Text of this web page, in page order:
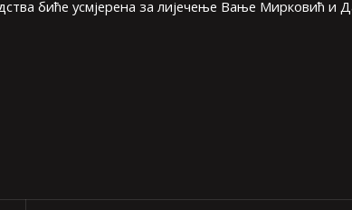
биће усмјерена за лијечење Вање Мирковић и